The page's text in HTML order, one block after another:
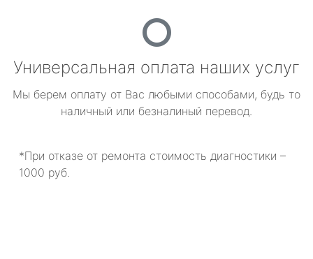
Универсальная оплата наших услуг
Мы берем оплату от Вас любыми способами, будь то
наличный или безналиный перевод.
*При отказе от ремонта стоимость диагностики –
1000 руб.